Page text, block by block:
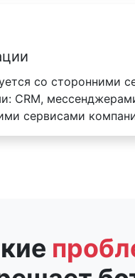
со сторонними
CRM,
сервисами